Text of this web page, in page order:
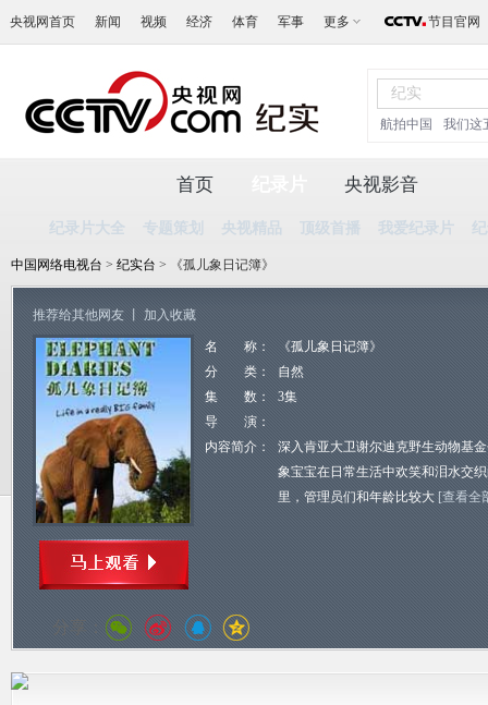
央视网首页 新闻 视频 经济 体育 军事 更多 节目官网
航拍中国 我们这
首页
纪录片大全 专题策划 央视精品 顶级首播 我爱纪录片
央视影音
中国网络电视台 > 纪实台 > 《孤儿象日记簿》
推荐给其他网友 加入收藏
名 称：
《孤儿象日记簿》
分 类：
自然
集 数：
3集
导 演：
内容简介：
深入肯亚大卫谢尔迪克野生动物基
象宝宝在日常生活中欢笑和泪水交
里，管理员们和年龄比较大 [查看全
分享：